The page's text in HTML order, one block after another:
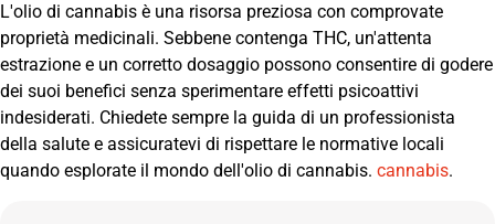
L'olio di cannabis è una risorsa preziosa con comprovate
proprietà medicinali. Sebbene contenga THC, un'attenta
estrazione e un corretto dosaggio possono consentire di godere
dei suoi benefici senza sperimentare effetti psicoattivi
indesiderati. Chiedete sempre la guida di un professionista
della salute e assicuratevi di rispettare le normative locali
quando esplorate il mondo dell'olio di cannabis. cannabis.